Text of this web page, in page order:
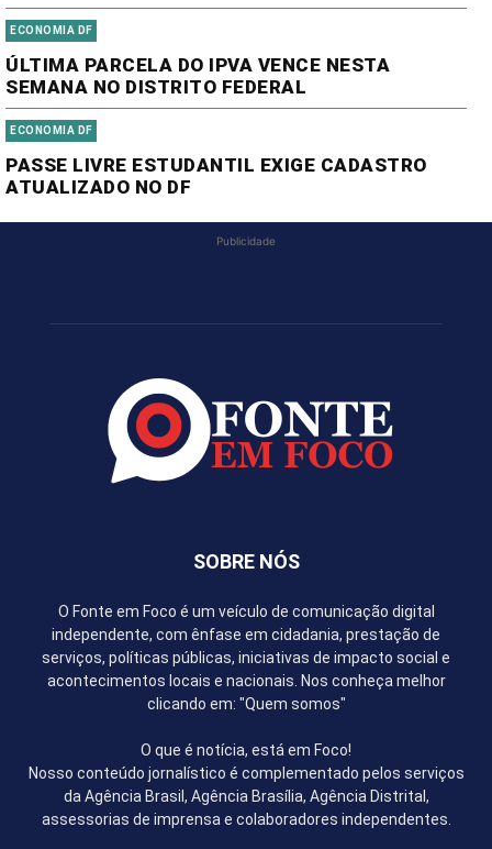
ECONOMIA DF
ÚLTIMA PARCELA DO IPVA VENCE NESTA
SEMANA NO DISTRITO FEDERAL
ECONOMIA DF
PASSE LIVRE ESTUDANTIL EXIGE CADASTRO
ATUALIZADO NO DF
Publicidade
SOBRE NÓS
O Fonte em Foco é um veículo de comunicação digital
independente, com ênfase em cidadania, prestação de
serviços, políticas públicas, iniciativas de impacto social e
acontecimentos locais e nacionais. Nos conheça melhor
clicando em: "Quem somos"
O que é notícia, está em Foco!
Nosso conteúdo jornalístico é complementado pelos serviços
da Agência Brasil, Agência Brasília, Agência Distrital,
assessorias de imprensa e colaboradores independentes.